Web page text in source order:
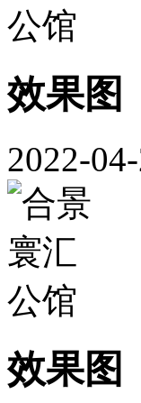
效果图
2022-
效果图